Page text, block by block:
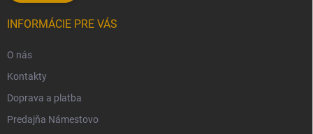
INFORMÁCIE PRE VÁS
O nás
Kontakty
Doprava a platba
Predajňa Námestovo